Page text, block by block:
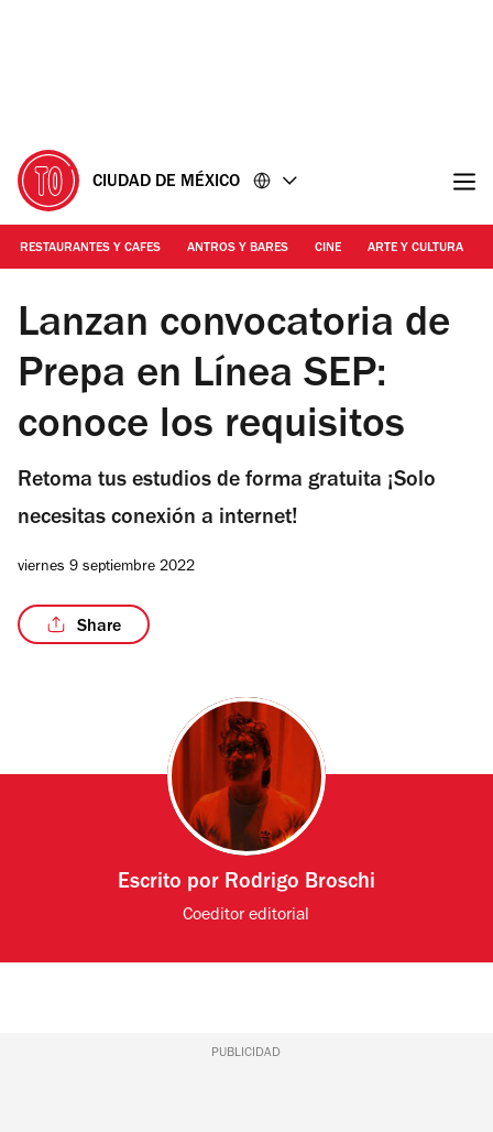
CIUDAD DE MÉXICO
RESTAURANTES Y CAFES ANTROS Y BARES CINE ARTE Y CULTURA
Foto: Cortesía Unsplash
Lanzan convocatoria de
Prepa en Línea SEP:
conoce los requisitos
Retoma tus estudios de forma gratuita ¡Solo
necesitas conexión a internet!
viernes 9 septiembre 2022
Share
Escrito por Rodrigo Broschi
Coeditor editorial
PUBLICIDAD